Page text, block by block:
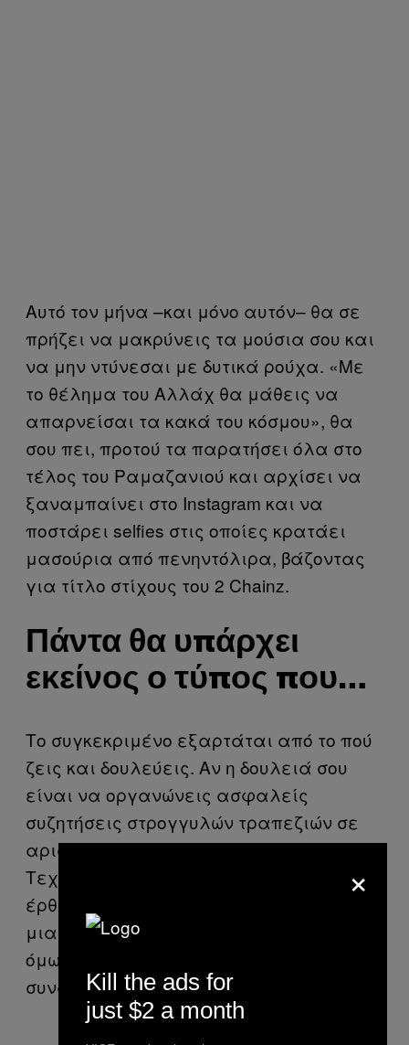
Αυτό τον μήνα –και μόνο αυτόν– θα σε
πρήζει να μακρύνεις τα μούσια σου και
να μην ντύνεσαι με δυτικά ρούχα. «Με
το θέλημα του Αλλάχ θα μάθεις να
απαρνείσαι τα κακά του κόσμου», θα
σου πει, προτού τα παρατήσει όλα στο
τέλος του Ραμαζανιού και αρχίσει να
ξαναμπαίνει στο Instagram και να
ποστάρει selfies στις οποίες κρατάει
μασούρια από πενηντόλιρα, βάζοντας
για τίτλο στίχους του 2 Chainz.
Πάντα θα υπάρχει
εκείνος ο τύπος που…
Το συγκεκριμένο εξαρτάται από το πού
ζεις και δουλεύεις. Αν η δουλειά σου
είναι να οργανώνεις ασφαλείς
συζητήσεις στρογγυλών τραπεζιών σε
αριστερά πανεπιστήμια, όπως η Καλών
Τεχνών, κατά πάσα πιθανότητα δεν θα
έρθεις σε επαφή με αυτό τον τύπο σε
μια κλασική μέρα δουλειάς. Δυστυχώς,
όμως, πολλοί άνθρωποι θα τον
συναντήσουν. Ας τον ονομάσουμε Stu.
×
Kill the ads for
just $2 a month